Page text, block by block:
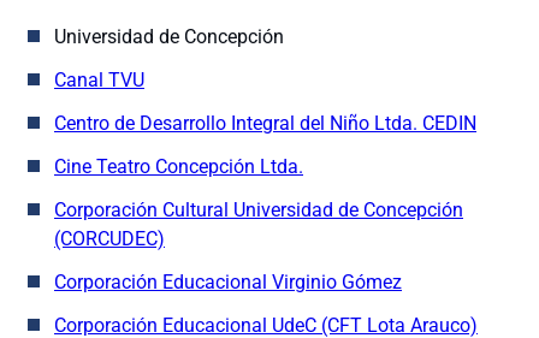
Universidad de Concepción
Canal TVU
Centro de Desarrollo Integral del Niño Ltda. CEDIN
Cine Teatro Concepción Ltda.
Corporación Cultural Universidad de Concepción
(CORCUDEC)
Corporación Educacional Virginio Gómez
Corporación Educacional UdeC (CFT Lota Arauco)